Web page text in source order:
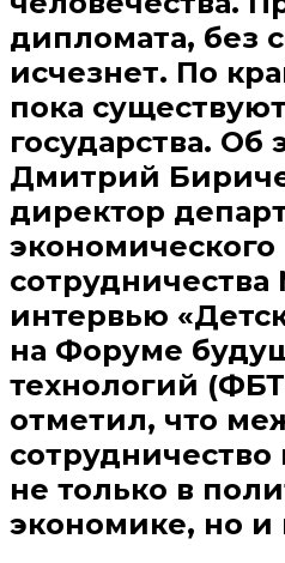
дипломата, без
исчезнет. По
пока
государства. Об
Дмитрий
директор
экономического
интервью
на Форуме
технологий
отметил, что
не только в
экономике, но и